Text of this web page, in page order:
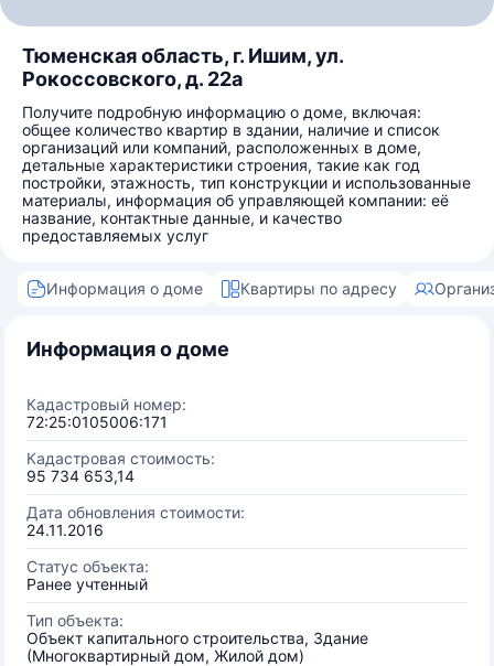
Тюменская область, г. Ишим, ул.
Рокоссовского, д. 22а
Получите подробную информацию о доме, включая:
общее количество квартир в здании, наличие и список
организаций или компаний, расположенных в доме,
детальные характеристики строения, такие как год
постройки, этажность, тип конструкции и использованные
материалы, информация об управляющей компании: её
название, контактные данные, и качество
предоставляемых услуг
Информация о доме Квартиры по адресу
Информация о доме
Кадастровый номер:
72:25:0105006:171
Кадастровая стоимость:
95 734 653,14
Дата обновления стоимости:
24.11.2016
Статус объекта:
Ранее учтенный
Тип объекта:
Объект капитального строительства, Здание
(Многоквартирный дом, Жилой дом)